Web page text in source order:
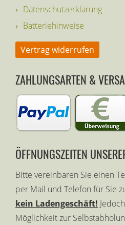
Datenschutzerklärung
Batteriehinweise
Vertrag widerrufen
ZAHLUNGSARTEN &
ÖFFNUNGSZEITEN
Bitte vereinbaren Sie einen
per Mail und Telefon für Sie
kein Ladengeschäft!
Möglichkeit zur